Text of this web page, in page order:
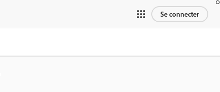
Se connecter